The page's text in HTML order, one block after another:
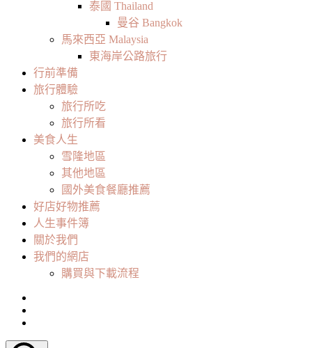
泰國 Thailand
曼谷 Bangkok
馬來西亞 Malaysia
東海岸公路旅行
行前準備
旅行體驗
旅行所吃
旅行所看
美食人生
雪隆地區
其他地區
國外美食餐廳推薦
好店好物推薦
人生事件簿
關於我們
我們的網店
購買與下載流程